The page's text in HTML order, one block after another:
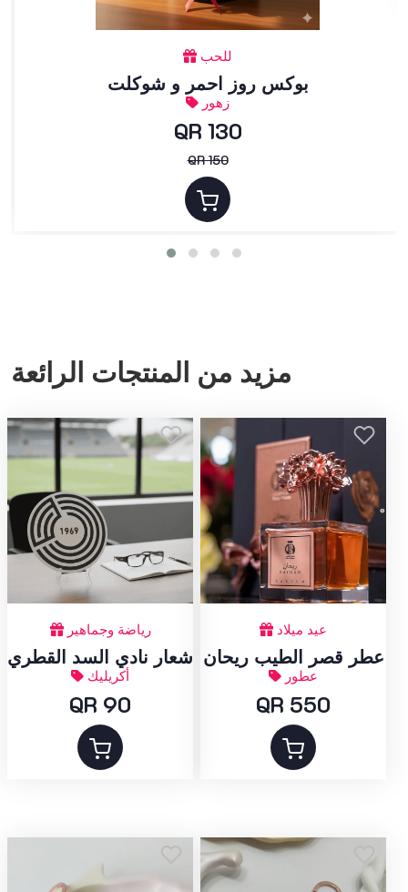
للحب
بوكس روز احمر و شوكلت
زهور
QR 130
QR 150
مزيد من المنتجات الرائعة
رياضة وجماهير
شعار نادي السد القطري
أكريليك
QR 90
عيد ميلاد
عطر قصر الطيب ريحان
عطور
QR 550